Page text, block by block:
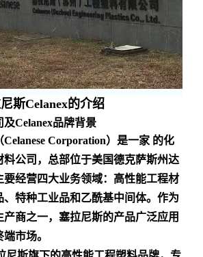
斯Celanex的介绍
及Celanex品牌背景
Corporation）是一家 的化
料公司，总部位于美国德克萨斯州达
要经营四大业务领域：高性能工程材
、特种工业品和乙酰基中间体。作为
产商之一，塞拉尼斯的产品广泛应用
端市场。